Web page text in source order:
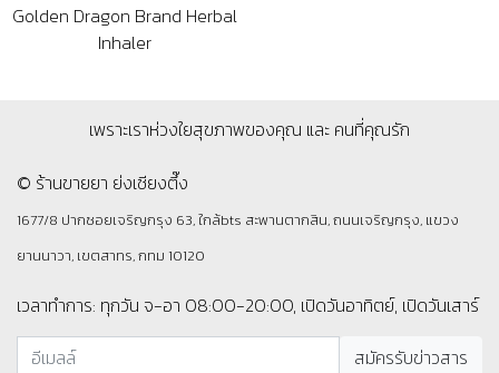
Golden Dragon Brand Herbal
Inhaler
เพราะเราห่วงใยสุขภาพของคุณ และ คนที่คุณรัก
© ร้านขายยา ย่งเชียงตึ๊ง
1677/8 ปากซอยเจริญกรุง 63, ใกล้bts สะพานตากสิน, ถนนเจริญกรุง, แขวง
ยานนาวา, เขตสาทร, กทม 10120
เวลาทำการ: ทุกวัน จ-อา 08:00-20:00, เปิดวันอาทิตย์, เปิดวันเสาร์